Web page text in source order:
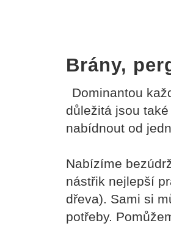
Brány,
Dominantou
důležitá jsou
nabídnout od
Nabízíme
nástřik nejlepší
dřeva). Sami si
potřeby.